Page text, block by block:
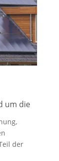
um die
der